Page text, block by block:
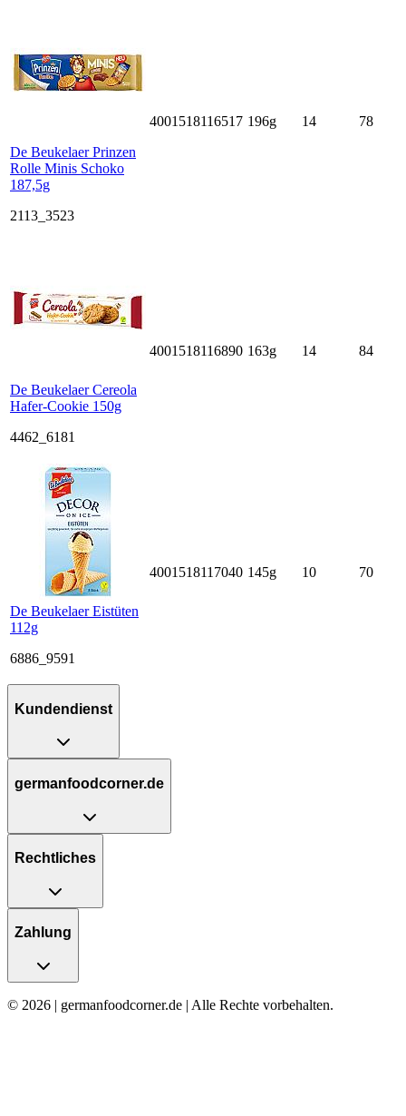
De Beukelaer Prinzen
Rolle Minis Schoko
187,5g
2113_3523
4001518116517 196g 14 78
De Beukelaer Cereola
Hafer-Cookie 150g
4462_6181
4001518116890 163g 14 84
De Beukelaer Eistüten
112g
6886_9591
4001518117040 145g 10 70
Kundendienst
germanfoodcorner.de
Rechtliches
Zahlung
© 2026 | germanfoodcorner.de | Alle Rechte vorbehalten.